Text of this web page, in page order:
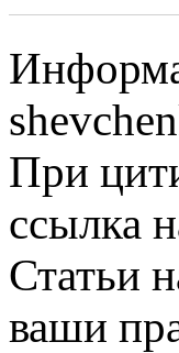
При
ссылка
Статьи
ваши